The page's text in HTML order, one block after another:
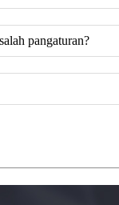
pangaturan?